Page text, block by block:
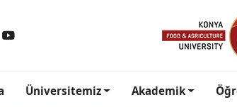
Üniversitemiz Akademik